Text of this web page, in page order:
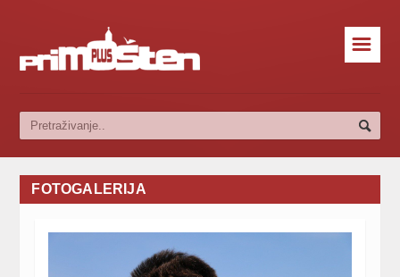
☰
FOTOGALERIJA